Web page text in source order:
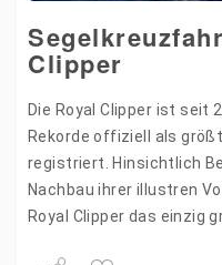
Clipper
Die Royal Clipper ist seit
Rekorde offiziell als
registriert. Hinsichtlich
Nachbau ihrer illustren
Royal Clipper das einzig